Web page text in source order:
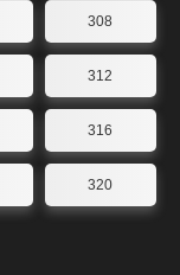
308
312
316
320